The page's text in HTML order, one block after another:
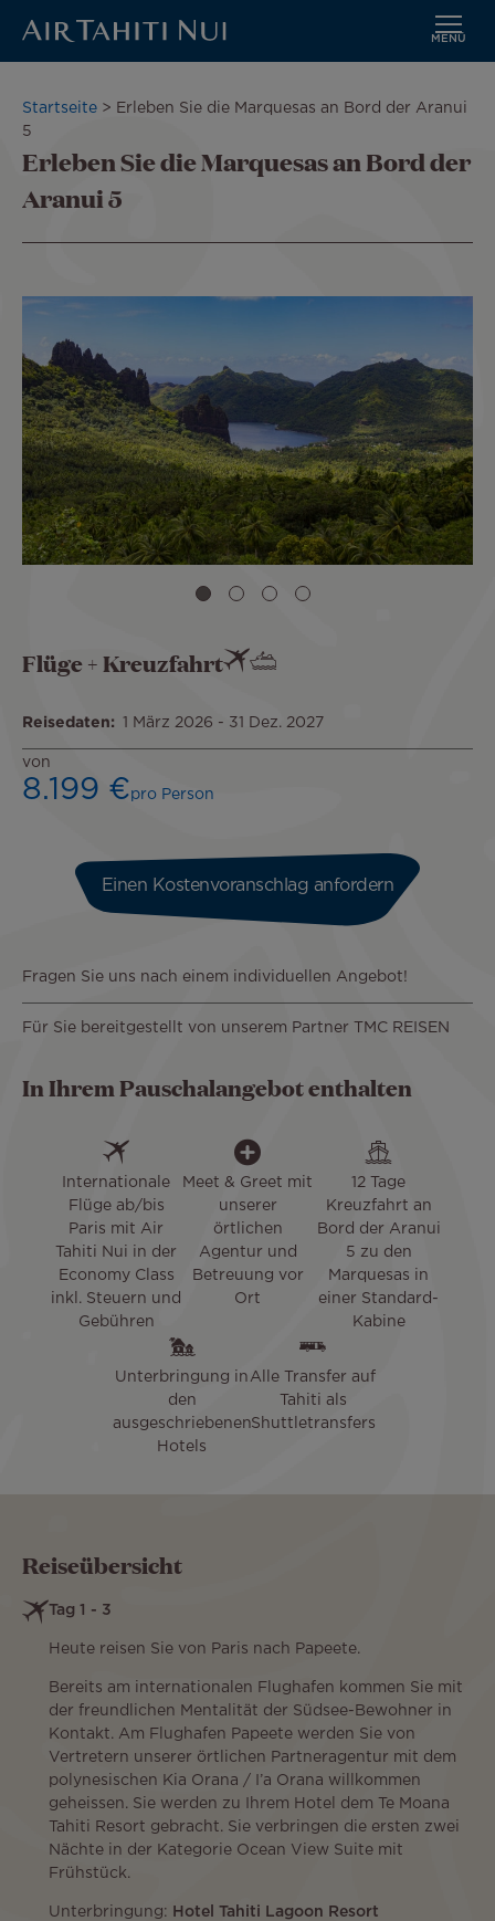
MENÜ
Pfadnavigation
Startseite
Erleben Sie die Marquesas an Bord der Aranui
5
Erleben Sie die Marquesas an Bord der
Aranui 5
Flüge + Kreuzfahrt
von
8.199 €pro Person
Reisedaten 1 März 2026 - 31 Dez. 2027
Fragen Sie uns nach einem individuellen Angebot!
Für Sie bereitgestellt von unserem Partner TMC REISEN
Einen Kostenvoranschlag anfordern
In Ihrem Pauschalangebot enthalten
Internationale
Flüge ab/bis
Paris mit Air
Tahiti Nui in der
Economy Class
inkl. Steuern und
Gebühren
Meet & Greet mit
unserer
örtlichen
Agentur und
Betreuung vor
Ort
12 Tage
Kreuzfahrt an
Bord der Aranui
5 zu den
Marquesas in
einer Standard-
Kabine
Unterbringung in
den
ausgeschriebenen
Hotels
Alle Transfer auf
Tahiti als
Shuttletransfers
Reiseübersicht
Tag 1 - 3
Heute reisen Sie von Paris nach Papeete.
Bereits am internationalen Flughafen kommen Sie mit
der freundlichen Mentalität der Südsee-Bewohner in
Kontakt. Am Flughafen Papeete werden Sie von
Vertretern unserer örtlichen Partneragentur mit dem
polynesischen Kia Orana / I’a Orana willkommen
geheissen. Sie werden zu Ihrem Hotel dem Te Moana
Tahiti Resort gebracht. Sie verbringen die ersten zwei
Nächte in der Kategorie Ocean View Suite mit
Frühstück.
Unterbringung: Hotel Tahiti Lagoon Resort